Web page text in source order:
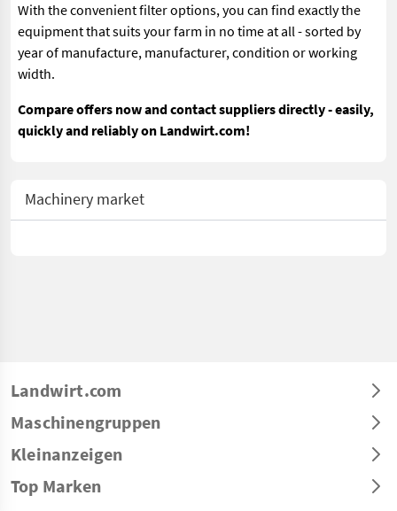
With the convenient filter options, you can find exactly the
equipment that suits your farm in no time at all - sorted by
year of manufacture, manufacturer, condition or working
width.
Compare offers now and contact suppliers directly - easily,
quickly and reliably on Landwirt.com!
Machinery market
Landwirt.com
Maschinengruppen
Kleinanzeigen
Top Marken